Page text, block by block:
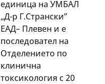
единица на УМБАЛ
„Д-р Г.Странски”
ЕАД– Плевен и е
последовател на
Отделението по
клинична
токсикология с 20